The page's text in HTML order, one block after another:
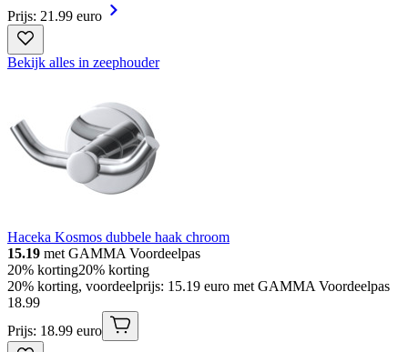
Prijs: 21.99 euro
Bekijk alles in zeephouder
Haceka Kosmos dubbele haak chroom
15.19 met GAMMA Voordeelpas
20% korting20% korting
20% korting, voordeelprijs: 15.19 euro met GAMMA Voordeelpas
18.99
Prijs: 18.99 euro